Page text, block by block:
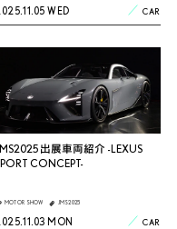
WED CAR
出展車両紹介 -LEXUS
CONCEPT-
MOTOR SHOW JMS2025
MON CAR